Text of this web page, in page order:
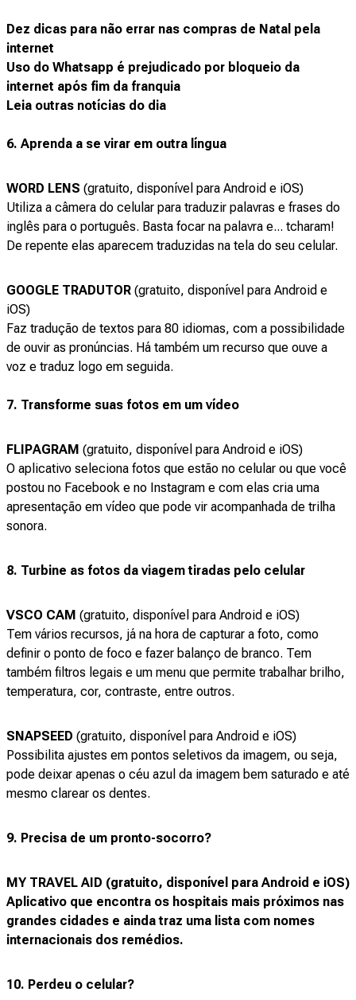
Dez dicas para não errar nas compras de Natal pela
internet
Uso do Whatsapp é prejudicado por bloqueio da
internet após fim da franquia
Leia outras notícias do dia
6. Aprenda a se virar em outra língua
WORD LENS (gratuito, disponível para Android e iOS)
Utiliza a câmera do celular para traduzir palavras e frases do
inglês para o português. Basta focar na palavra e... tcharam!
De repente elas aparecem traduzidas na tela do seu celular.
GOOGLE TRADUTOR (gratuito, disponível para Android e
iOS)
Faz tradução de textos para 80 idiomas, com a possibilidade
de ouvir as pronúncias. Há também um recurso que ouve a
voz e traduz logo em seguida.
7. Transforme suas fotos em um vídeo
FLIPAGRAM (gratuito, disponível para Android e iOS)
O aplicativo seleciona fotos que estão no celular ou que você
postou no Facebook e no Instagram e com elas cria uma
apresentação em vídeo que pode vir acompanhada de trilha
sonora.
8. Turbine as fotos da viagem tiradas pelo celular
VSCO CAM (gratuito, disponível para Android e iOS)
Tem vários recursos, já na hora de capturar a foto, como
definir o ponto de foco e fazer balanço de branco. Tem
também filtros legais e um menu que permite trabalhar brilho,
temperatura, cor, contraste, entre outros.
SNAPSEED (gratuito, disponível para Android e iOS)
Possibilita ajustes em pontos seletivos da imagem, ou seja,
pode deixar apenas o céu azul da imagem bem saturado e até
mesmo clarear os dentes.
9. Precisa de um pronto-socorro?
MY TRAVEL AID (gratuito, disponível para Android e iOS)
Aplicativo que encontra os hospitais mais próximos nas
grandes cidades e ainda traz uma lista com nomes
internacionais dos remédios.
10. Perdeu o celular?